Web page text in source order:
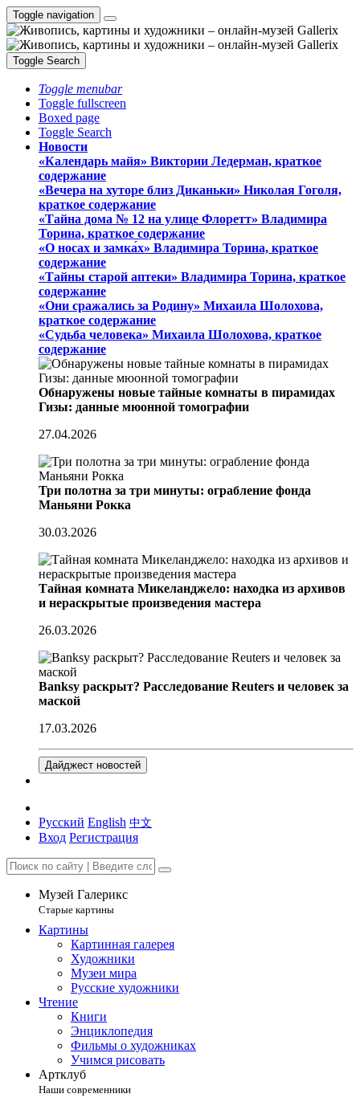
Toggle navigation
Toggle Search
Toggle menubar
Toggle fullscreen
Boxed page
Toggle Search
Новости
«Календарь майя» Виктории Ледерман, краткое
содержание
«Вечера на хуторе близ Диканьки» Николая Гоголя,
краткое содержание
«Тайна дома № 12 на улице Флоретт» Владимира
Торина, краткое содержание
«О носах и замка́х» Владимира Торина, краткое
содержание
«Тайны старой аптеки» Владимира Торина, краткое
содержание
«Они сражались за Родину» Михаила Шолохова,
краткое содержание
«Судьба человека» Михаила Шолохова, краткое
содержание
Обнаружены новые тайные комнаты в пирамидах
Гизы: данные мюонной томографии
27.04.2026
Три полотна за три минуты: ограбление фонда
Маньяни Рокка
30.03.2026
Тайная комната Микеланджело: находка из архивов
и нераскрытые произведения мастера
26.03.2026
Banksy раскрыт? Расследование Reuters и человек за
маской
17.03.2026
Дайджест новостей
Русский English 中文
Вход Регистрация
Музей Галерикс
Старые картины
Картины
Картинная галерея
Художники
Музеи мира
Русские художники
Чтение
Книги
Энциклопедия
Фильмы о художниках
Учимся рисовать
Артклуб
Наши современники